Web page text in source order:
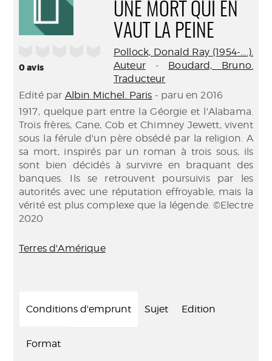
0avis
UNE MORT QUI EN
VAUT LA PEINE
Pollock, Donald Ray (1954-....).
Auteur- Boudard, Bruno.
Traducteur
Edité par Albin Michel. Paris - paru en 2016
1917, quelque part entre la Géorgie et l'Alabama.
Trois frères, Cane, Cob et Chimney Jewett, vivent
sous la férule d'un père obsédé par la religion. A
sa mort, inspirés par un roman à trois sous, ils
sont bien décidés à survivre en braquant des
banques. Ils se retrouvent poursuivis par les
autorités avec une réputation effroyable, mais la
vérité est plus complexe que la légende. ©Electre
2020
Terres d'Amérique
Conditions d'emprunt Sujet Edition
Format